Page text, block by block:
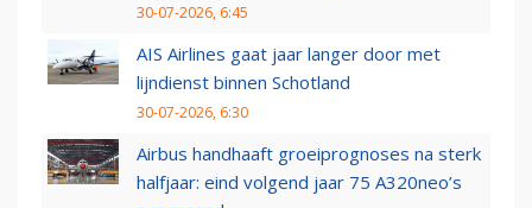
30-07-2026, 6:45
AIS Airlines gaat jaar langer door met
lijndienst binnen Schotland
30-07-2026, 6:30
Airbus handhaaft groeiprognoses na sterk
halfjaar: eind volgend jaar 75 A320neo’s